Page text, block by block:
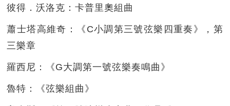
彼得．沃洛克：卡普里奧組曲
蕭士塔高維奇：《C小調第三號弦樂四重奏》，第
三樂章
羅西尼：《G大調第一號弦樂奏鳴曲》
魯特：《弦樂組曲》